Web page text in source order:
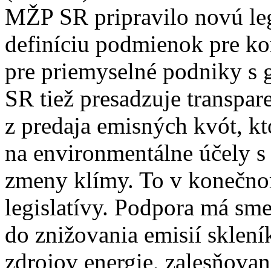
MŽP SR pripravilo novú
definíciu podmienok pre
pre priemyselné podniky s
SR tiež presadzuje
z predaja emisných kvót,
na environmentálne účely
zmeny klímy. To v
legislatívy. Podpora má
do znižovania emisií
zdrojov energie,